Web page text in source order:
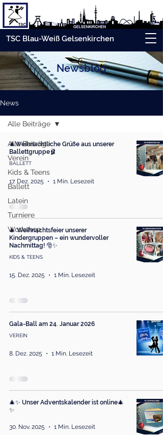
TSC Blau-Weiß Gelsenkirchen
Newsblog
News
Alle Beiträge
Verein
Kids & Teens
Ballett
Latein
Turniere
Workshop
Alle Beiträge
🎄Weihnachtliche Grüße aus unserer
Ballettgruppe🩰
BALLETT
17. Dez. 2025 1 Min. Lesezeit
🎄 Weihnachtsfeier unserer
Kindergruppen – ein wundervoller
Nachmittag! 🎅✨
KIDS & TEENS
15. Dez. 2025 1 Min. Lesezeit
Gala-Ball am 24. Januar 2026
VEREIN
8. Dez. 2025 1 Min. Lesezeit
🎄✨ Unser Adventskalender ist online🎄
✨
30. Nov. 2025 1 Min. Lesezeit